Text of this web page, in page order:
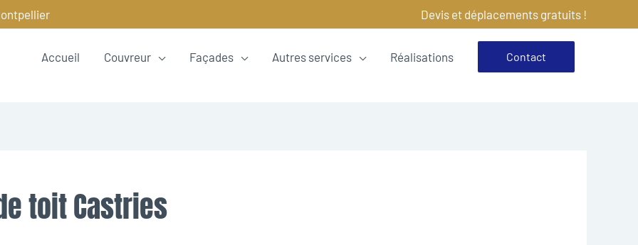
Devis et déplacements gratuits !
Accueil Couvreur Façades Autres services Réalisations Contact
toit Castries